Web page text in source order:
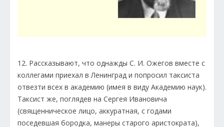
12. Рассказывают, что однажды С. И. Ожегов вместе с
коллегами приехал в Ленинград и попросил таксиста
отвезти всех в академию (имея в виду Академию наук).
Таксист же, поглядев на Сергея Ивановича
(священническое лицо, аккуратная, с годами
поседевшая бородка, манеры старого аристократа),